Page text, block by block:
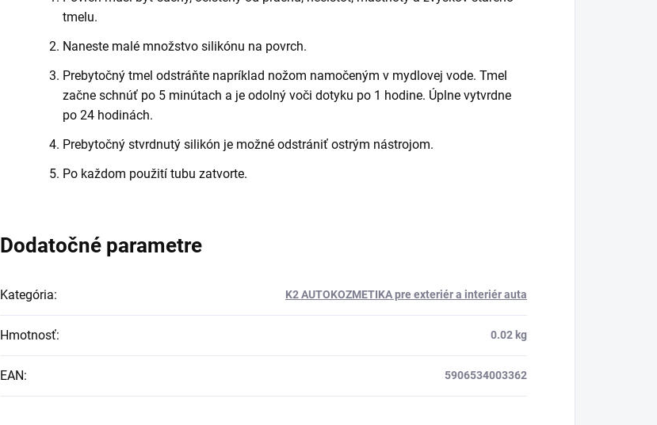
tmelu.
Naneste malé množstvo silikónu na povrch.
Prebytočný tmel odstráňte napríklad nožom namočeným v mydlovej vode. Tmel
začne schnúť po 5 minútach a je odolný voči dotyku po 1 hodine. Úplne vytvrdne
po 24 hodinách.
Prebytočný stvrdnutý silikón je možné odstrániť ostrým nástrojom.
Po každom použití tubu zatvorte.
Dodatočné parametre
Kategória: K2 AUTOKOZMETIKA pre exteriér a interiér auta
Hmotnosť: 0.02 kg
EAN: 5906534003362